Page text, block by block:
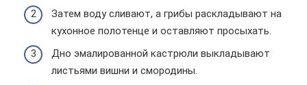
Затем воду сливают, а грибы раскладывают на
кухонное полотенце и оставляют просыхать.
Дно эмалированной кастрюли выкладывают
листьями вишни и смородины.